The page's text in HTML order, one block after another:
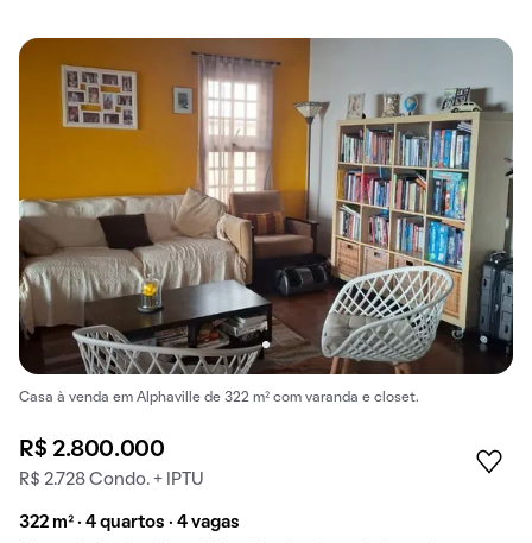
Casa à venda em Alphaville de 322 m² com varanda e closet.
R$ 2.800.000
R$ 2.728 Condo. + IPTU
322 m² · 4 quartos · 4 vagas